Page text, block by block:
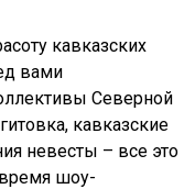
кавказских
вами
Северной
кавказские
невесты – все это
шоу-